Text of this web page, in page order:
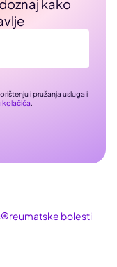
kako
i pružanja usluga i
kolačića.
reumatske bolesti